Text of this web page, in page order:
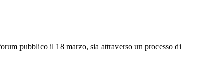
pubblico il 18 marzo, sia attraverso un processo di